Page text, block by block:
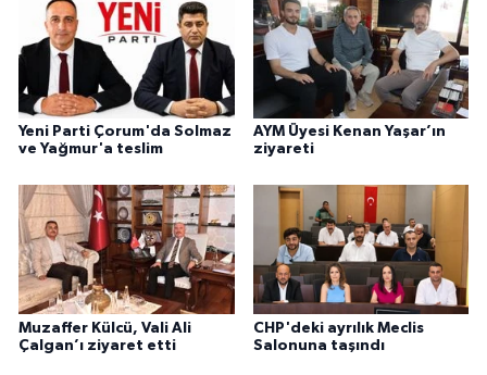
Yeni Parti Çorum'da Solmaz
ve Yağmur'a teslim
AYM Üyesi Kenan Yaşar’ın
ziyareti
Muzaffer Külcü, Vali Ali
Çalgan’ı ziyaret etti
CHP'deki ayrılık Meclis
Salonuna taşındı